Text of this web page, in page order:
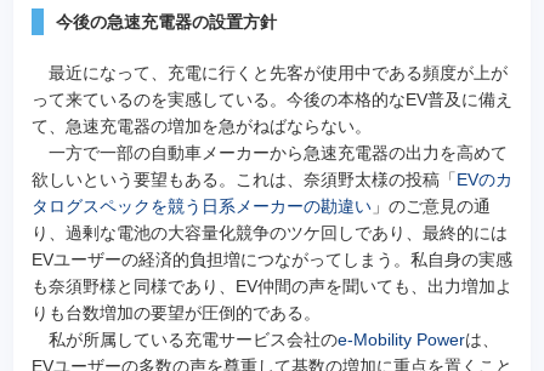
今後の急速充電器の設置方針
最近になって、充電に行くと先客が使用中である頻度が上が
って来ているのを実感している。今後の本格的なEV普及に備え
て、急速充電器の増加を急がねばならない。
一方で一部の自動車メーカーから急速充電器の出力を高めて
欲しいという要望もある。これは、奈須野太様の投稿「EVのカ
タログスペックを競う日系メーカーの勘違い」のご意見の通
り、過剰な電池の大容量化競争のツケ回しであり、最終的には
EVユーザーの経済的負担増につながってしまう。私自身の実感
も奈須野様と同様であり、EV仲間の声を聞いても、出力増加よ
りも台数増加の要望が圧倒的である。
私が所属している充電サービス会社のe-Mobility Powerは、
EVユーザーの多数の声を尊重して基数の増加に重点を置くこと